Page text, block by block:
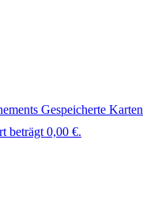
Gespeicherte Karten
beträgt 0,00 €.